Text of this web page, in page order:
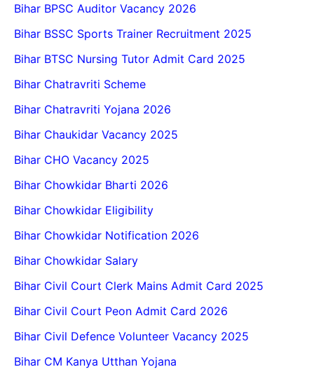
Bihar BPSC Auditor Vacancy 2026
Bihar BSSC Sports Trainer Recruitment 2025
Bihar BTSC Nursing Tutor Admit Card 2025
Bihar Chatravriti Scheme
Bihar Chatravriti Yojana 2026
Bihar Chaukidar Vacancy 2025
Bihar CHO Vacancy 2025
Bihar Chowkidar Bharti 2026
Bihar Chowkidar Eligibility
Bihar Chowkidar Notification 2026
Bihar Chowkidar Salary
Bihar Civil Court Clerk Mains Admit Card 2025
Bihar Civil Court Peon Admit Card 2026
Bihar Civil Defence Volunteer Vacancy 2025
Bihar CM Kanya Utthan Yojana